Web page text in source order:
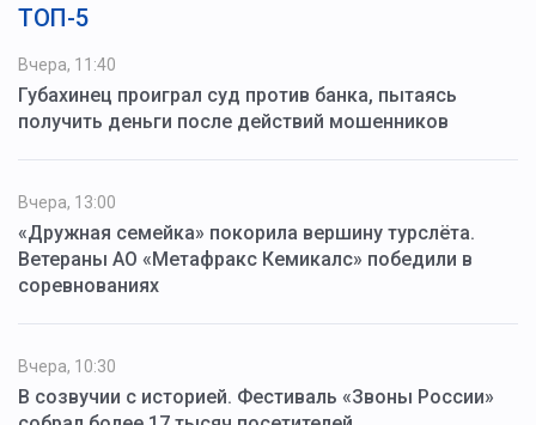
ТОП-5
Вчера, 11:40
Губахинец проиграл суд против банка, пытаясь
получить деньги после действий мошенников
Вчера, 13:00
«Дружная семейка» покорила вершину турслёта.
Ветераны АО «Метафракс Кемикалс» победили в
соревнованиях
Вчера, 10:30
В созвучии с историей. Фестиваль «Звоны России»